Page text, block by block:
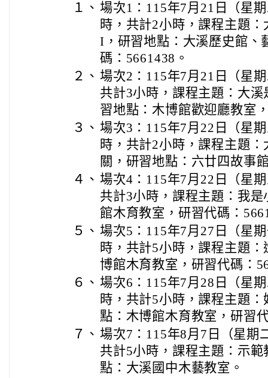
１、 場次1：115年7月21日（星
時，共計2小時，課程主題
I，研習地點：大溪歷史館、
碼：5661438。
２、 場次2：115年7月21日（星
共計3小時，課程主題：大
習地點：木博館歡迎廳教室
３、 場次3：115年7月22日（星
時，共計2小時，課程主題
關，研習地點：六廿四故事
４、 場次4：115年7月22日（星
共計3小時，課程主題：我
館木育教室，研習代碼：
５、 場次5：115年7月27日（星
時，共計5小時，課程主題
博館木育教室，研習代碼：
６、 場次6：115年7月28日（星
時，共計5小時，課程主題
點：木博館木育教室，研習
７、 場次7：115年8月7日（星期
共計5小時，課程主題：示
點：大溪國中木藝教室。